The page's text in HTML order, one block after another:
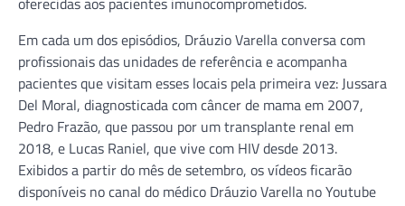
Em cada um dos episódios, Dráuzio Varella conversa com
profissionais das unidades de referência e acompanha
pacientes que visitam esses locais pela primeira vez: Jussara
Del Moral, diagnosticada com câncer de mama em 2007,
Pedro Frazão, que passou por um transplante renal em
2018, e Lucas Raniel, que vive com HIV desde 2013.
Exibidos a partir do mês de setembro, os vídeos ficarão
disponíveis no canal do médico Dráuzio Varella no Youtube